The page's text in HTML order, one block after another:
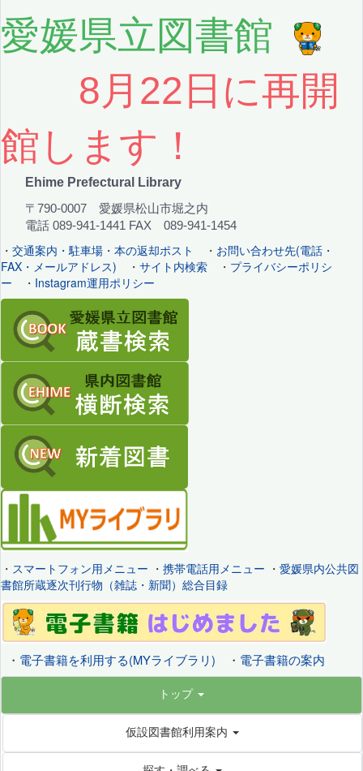
愛媛県立図書館
8月22日に再開
館します！
Ehime Prefectural Library
〒790-0007 愛媛県松山市堀之内
電話 089-941-1441 FAX 089-941-1454
・ 交通案内・駐車場・本の返却ポスト ・ お問い合わせ先(電話・
FAX・メールアドレス) ・ サイト内検索 ・ プライバシーポリシ
ー ・ Instagram運用ポリシー
・ スマートフォン用メニュー ・ 携帯電話用メニュー ・ 愛媛県内公共図
書館所蔵逐次刊行物（雑誌・新聞）総合目録
・ 電子書籍を利用する(MYライブラリ) ・ 電子書籍の案内
トップ
仮設図書館利用案内